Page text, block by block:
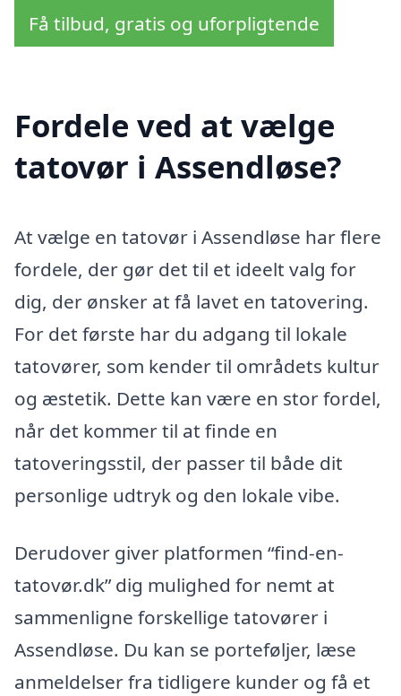
Få tilbud, gratis og uforpligtende
Fordele ved at vælge
tatovør i Assendløse?
At vælge en tatovør i Assendløse har flere
fordele, der gør det til et ideelt valg for
dig, der ønsker at få lavet en tatovering.
For det første har du adgang til lokale
tatovører, som kender til områdets kultur
og æstetik. Dette kan være en stor fordel,
når det kommer til at finde en
tatoveringsstil, der passer til både dit
personlige udtryk og den lokale vibe.
Derudover giver platformen “find-en-
tatovør.dk” dig mulighed for nemt at
sammenligne forskellige tatovører i
Assendløse. Du kan se porteføljer, læse
anmeldelser fra tidligere kunder og få et